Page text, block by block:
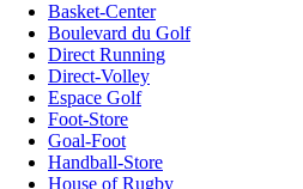
Basket-Center
Boulevard du Golf
Direct Running
Direct-Volley
Espace Golf
Foot-Store
Goal-Foot
Handball-Store
House of Rugby